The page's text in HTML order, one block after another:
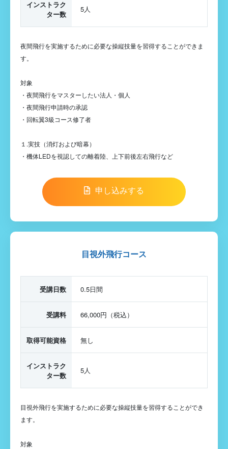
インストラク
ター数
5人
夜間飛行を実施するために必要な操縦技量を習得することができま
す。
対象
・夜間飛行をマスターしたい法人・個人
・夜間飛行申請時の承認
・回転翼3級コース修了者
１.実技（消灯および暗幕）
・機体LEDを視認しての離着陸、上下前後左右飛行など
申し込みする
目視外飛行コース
受講日数 0.5日間
受講料 66,000円（税込）
取得可能資格 無し
インストラク
ター数
5人
目視外飛行を実施するために必要な操縦技量を習得することができ
ます。
対象